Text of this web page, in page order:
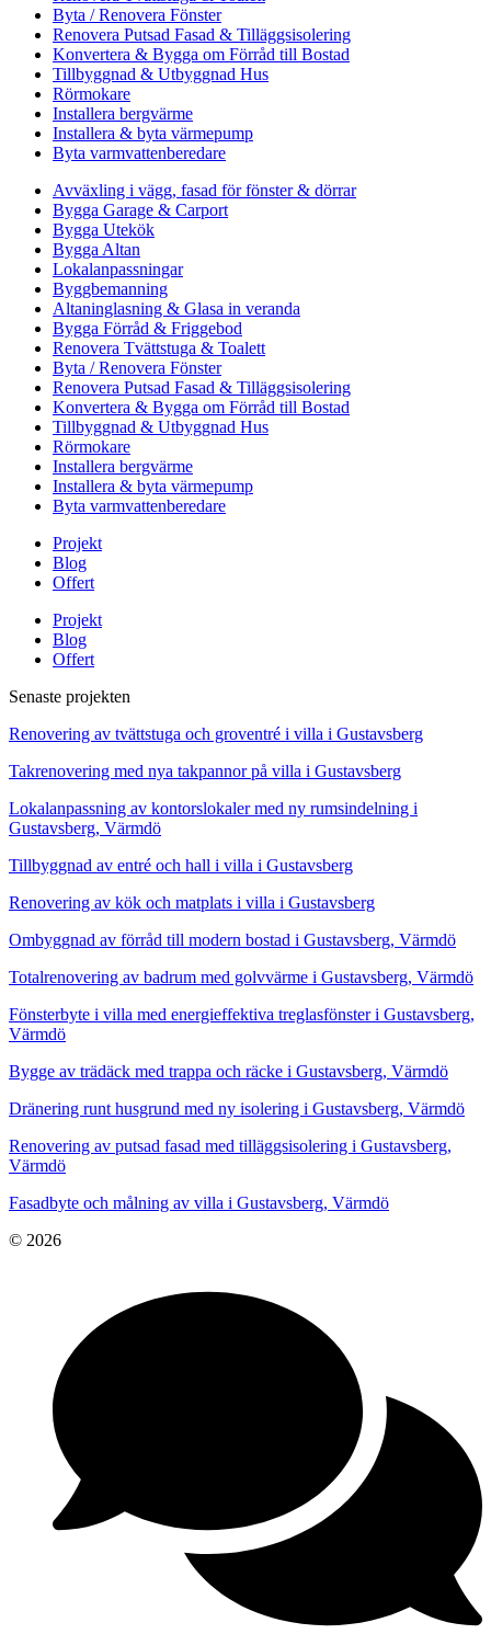
Byta / Renovera Fönster
Renovera Putsad Fasad & Tilläggsisolering
Konvertera & Bygga om Förråd till Bostad
Tillbyggnad & Utbyggnad Hus
Rörmokare
Installera bergvärme
Installera & byta värmepump
Byta varmvattenberedare
Avväxling i vägg, fasad för fönster & dörrar
Bygga Garage & Carport
Bygga Utekök
Bygga Altan
Lokalanpassningar
Byggbemanning
Altaninglasning & Glasa in veranda
Bygga Förråd & Friggebod
Renovera Tvättstuga & Toalett
Byta / Renovera Fönster
Renovera Putsad Fasad & Tilläggsisolering
Konvertera & Bygga om Förråd till Bostad
Tillbyggnad & Utbyggnad Hus
Rörmokare
Installera bergvärme
Installera & byta värmepump
Byta varmvattenberedare
Projekt
Blog
Offert
Projekt
Blog
Offert
Senaste projekten
Renovering av tvättstuga och groventré i villa i Gustavsberg
Takrenovering med nya takpannor på villa i Gustavsberg
Lokalanpassning av kontorslokaler med ny rumsindelning i
Gustavsberg, Värmdö
Tillbyggnad av entré och hall i villa i Gustavsberg
Renovering av kök och matplats i villa i Gustavsberg
Ombyggnad av förråd till modern bostad i Gustavsberg, Värmdö
Totalrenovering av badrum med golvvärme i Gustavsberg, Värmdö
Fönsterbyte i villa med energieffektiva treglasfönster i Gustavsberg,
Värmdö
Bygge av trädäck med trappa och räcke i Gustavsberg, Värmdö
Dränering runt husgrund med ny isolering i Gustavsberg, Värmdö
Renovering av putsad fasad med tilläggsisolering i Gustavsberg,
Värmdö
Fasadbyte och målning av villa i Gustavsberg, Värmdö
© 2026